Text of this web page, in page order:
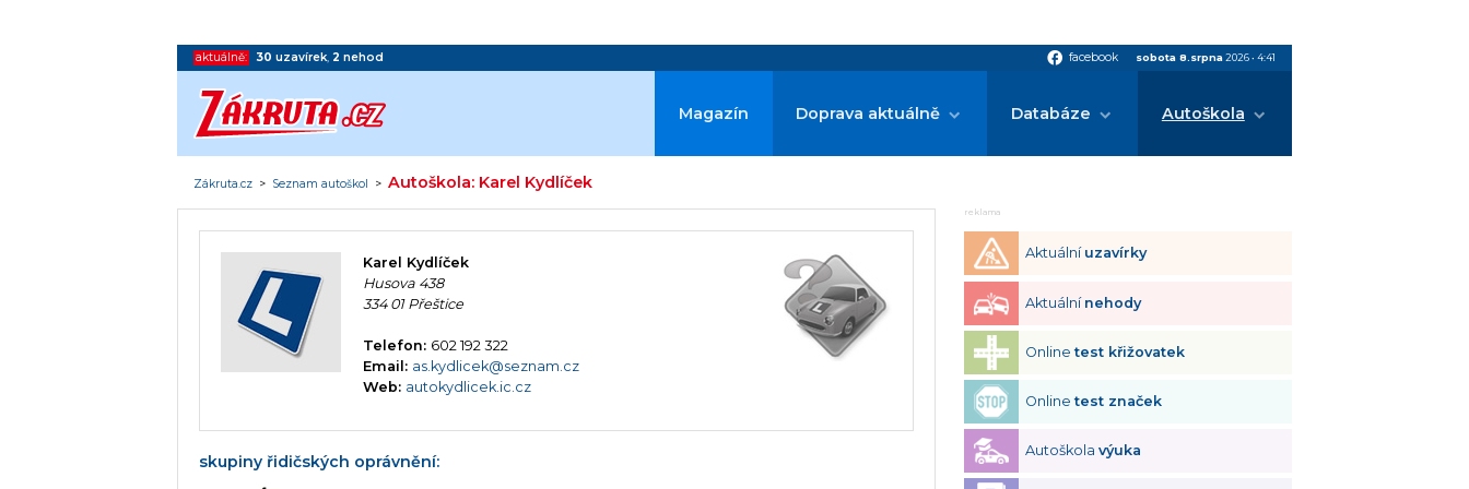
aktuálně: 30 uzavírek,2 nehod facebook facebook sobota 8.srpna 2026• 4:41
Magazín Doprava aktuálně Databáze Autoškola
Zákruta.cz > Seznam autoškol >Autoškola: Karel Kydlíček
Karel Kydlíček
Husova 438
334 01 Přeštice
Telefon: 602 192 322
Email: as.kydlicek@seznam.cz
Web: autokydlicek.ic.cz
skupiny řidičských oprávnění:
reklama
Aktuální uzavírky
Aktuální nehody
Onlinetest křižovatek
Onlinetest značek
Autoškolavýuka